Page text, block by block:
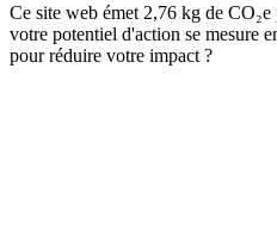
Ce site web émet 2,76 kg de
votre potentiel d'action se mesure
pour réduire votre impact ?